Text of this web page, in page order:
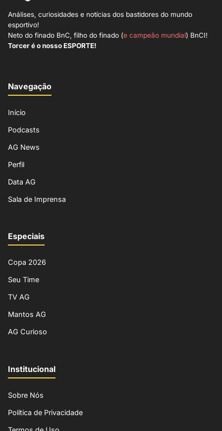
Análises, curiosidades e notícias dos bastidores do mundo
esportivo!
Neto do finado BnC, filho do finado (e campeão mundial) BnCI!
Torcer é o nosso ESPORTE!
Navegação
Início
Podcasts
AG News
Perfil
Data AG
Sala de Imprensa
Especiais
Copa 2026
Seu Time
TV AG
Mantos AG
AG Curioso
Institucional
Sobre Nós
Política de Privacidade